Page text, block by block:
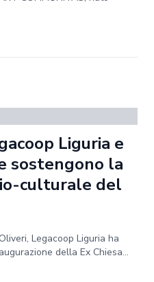
Liguria e
sostengono la
culturale del
Legacoop Liguria ha
della Ex Chiesa...